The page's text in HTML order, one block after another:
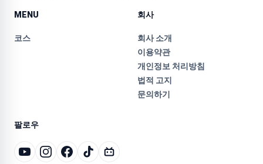
MENU
코스
회사
회사 소개
이용약관
개인정보 처리방침
법적 고지
문의하기
팔로우